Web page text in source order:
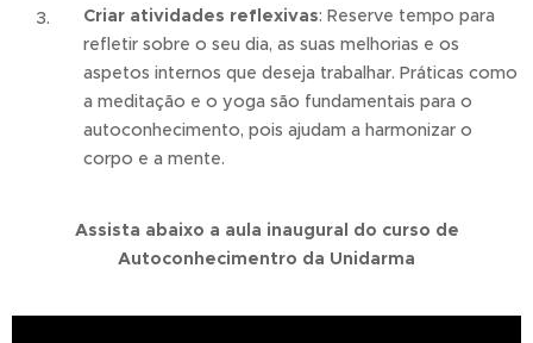
Criar atividades reflexivas: Reserve tempo para
refletir sobre o seu dia, as suas melhorias e os
aspetos internos que deseja trabalhar. Práticas como
a meditação e o yoga são fundamentais para o
autoconhecimento, pois ajudam a harmonizar o
corpo e a mente.
Assista abaixo a aula inaugural do curso de
Autoconhecimentro da Unidarma